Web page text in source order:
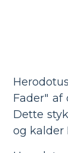
Fader" af
Dette
og kalder